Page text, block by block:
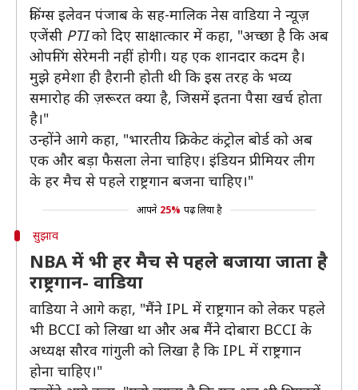
किंग्स इलेवन पंजाब के सह-मालिक नेस वाडिया ने न्यूज़
एजेंसी PTIको दिए साक्षात्कार में कहा, "अच्छा है कि अब
ओपनिंग सेरेमनी नहीं होगी। यह एक शानदार कदम है।
मुझे हमेशा ही हैरानी होती थी कि इस तरह के भव्य
समारोह की ज़रूरत क्या है, जिसमें इतना पैसा खर्च होता
है।"
उन्होंने आगे कहा, "भारतीय क्रिकेट कंट्रोल बोर्ड को अब
एक और बड़ा फैसला लेना चाहिए। इंडियन प्रीमियर लीग
के हर मैच से पहले राष्ट्रगान बजना चाहिए।"
आपने 25% पढ़ लिया है
सुझाव
NBA में भी हर मैच से पहले बजाया जाता है
राष्ट्रगान- वाडिया
वाडिया ने आगे कहा, "मैंने IPL में राष्ट्रगान को लेकर पहले
भी BCCI को लिखा था और अब मैंने दोबारा BCCI के
अध्यक्ष सौरव गांगुली को लिखा है कि IPL में राष्ट्रगान
होना चाहिए।"